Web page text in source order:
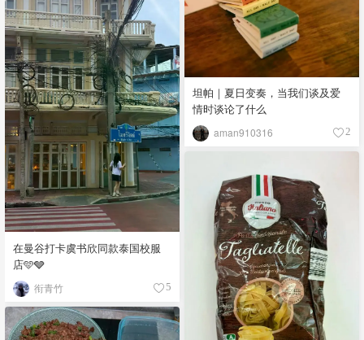
坦帕｜夏日变奏，当我们谈及爱
情时谈论了什么
aman910316 2
在曼谷打卡虞书欣同款泰国校服
店🩵🩶
衔青竹 5